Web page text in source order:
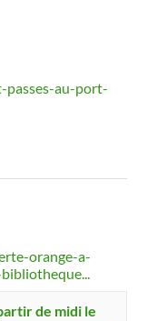
passes-au-port-
orange-a-
de midi le